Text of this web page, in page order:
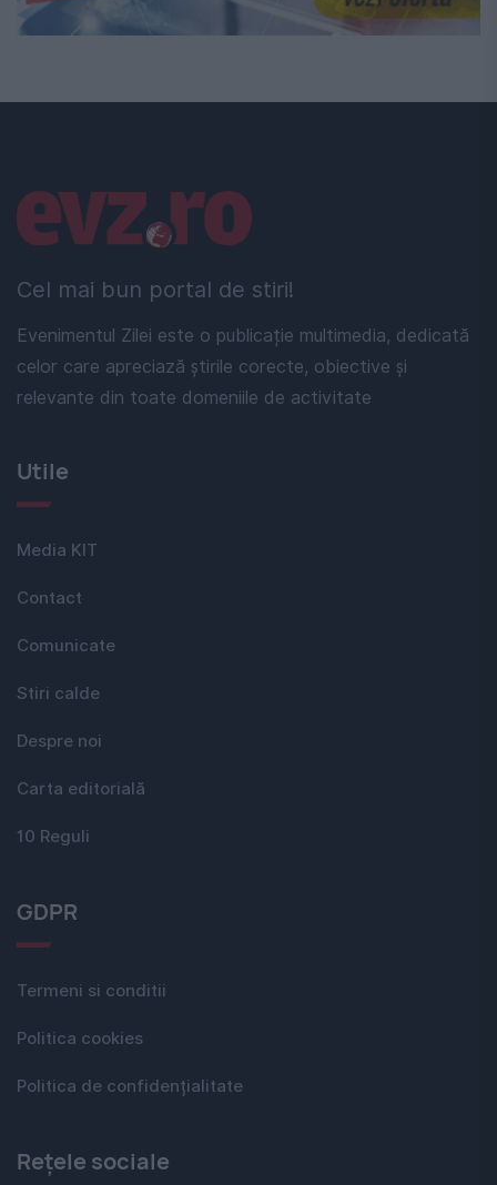
Cel mai bun portal de stiri!
Evenimentul Zilei este o publicație multimedia, dedicată
celor care apreciază știrile corecte, obiective și
relevante din toate domeniile de activitate
Linkuri utile
Utile
Media KIT
Contact
Comunicate
Stiri calde
Despre noi
Carta editorială
10 Reguli
GDPR
Termeni si conditii
Politica cookies
Politica de confidențialitate
Rețele sociale